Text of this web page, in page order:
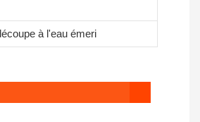
à l'eau émeri